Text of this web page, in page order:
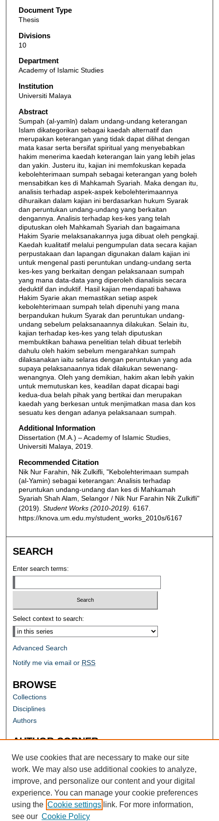
Document Type
Thesis
Divisions
10
Department
Academy of Islamic Studies
Institution
Universiti Malaya
Abstract
Sumpah (al-yamῑn) dalam undang-undang keterangan
Islam dikategorikan sebagai kaedah alternatif dan
merupakan keterangan yang tidak dapat dilihat dengan
mata kasar serta bersifat spiritual yang menyebabkan
hakim menerima kaedah keterangan lain yang lebih jelas
dan yakin. Justeru itu, kajian ini memfokuskan kepada
kebolehterimaan sumpah sebagai keterangan yang boleh
mensabitkan kes di Mahkamah Syariah. Maka dengan itu,
analisis terhadap aspek-aspek kebolehterimaannya
dihuraikan dalam kajian ini berdasarkan hukum Syarak
dan peruntukan undang-undang yang berkaitan
dengannya. Analisis terhadap kes-kes yang telah
diputuskan oleh Mahkamah Syariah dan bagaimana
Hakim Syarie melaksanakannya juga dibuat oleh pengkaji.
Kaedah kualitatif melalui pengumpulan data secara kajian
perpustakaan dan lapangan digunakan dalam kajian ini
untuk mengenal pasti peruntukan undang-undang serta
kes-kes yang berkaitan dengan pelaksanaan sumpah
yang mana data-data yang diperoleh dianalisis secara
deduktif dan induktif. Hasil kajian mendapati bahawa
Hakim Syarie akan memastikan setiap aspek
kebolehterimaan sumpah telah dipenuhi yang mana
berpandukan hukum Syarak dan peruntukan undang-
undang sebelum pelaksanaannya dilakukan. Selain itu,
kajian terhadap kes-kes yang telah diputuskan
membuktikan bahawa penelitian telah dibuat terlebih
dahulu oleh hakim sebelum mengarahkan sumpah
dilaksanakan iaitu selaras dengan peruntukan yang ada
supaya pelaksanaannya tidak dilakukan sewenang-
wenangnya. Oleh yang demikian, hakim akan lebih yakin
untuk memutuskan kes, keadilan dapat dicapai bagi
kedua-dua belah pihak yang bertikai dan merupakan
kaedah yang berkesan untuk menjimatkan masa dan kos
sesuatu kes dengan adanya pelaksanaan sumpah.
Additional Information
Dissertation (M.A.) – Academy of Islamic Studies,
Universiti Malaya, 2019.
Recommended Citation
Nik Nur Farahin, Nik Zulkifli, "Kebolehterimaan sumpah
(al-Yamin) sebagai keterangan: Analisis terhadap
peruntukan undang-undang dan kes di Mahkamah
Syariah Shah Alam, Selangor / Nik Nur Farahin Nik Zulkifli"
(2019). Student Works (2010-2019) . 6167.
https://knova.um.edu.my/student_works_2010s/6167
SEARCH
Enter search terms:
Select context to search:
Advanced Search
Notify me via email or RSS
BROWSE
Collections
Disciplines
Authors
AUTHOR CORNER
Author FAQ
We use cookies that are necessary to make our site
work. We may also use additional cookies to analyze,
improve, and personalize our content and your digital
experience. You can manage your cookie preferences
using the Cookie settings link. For more information,
see our Cookie Policy